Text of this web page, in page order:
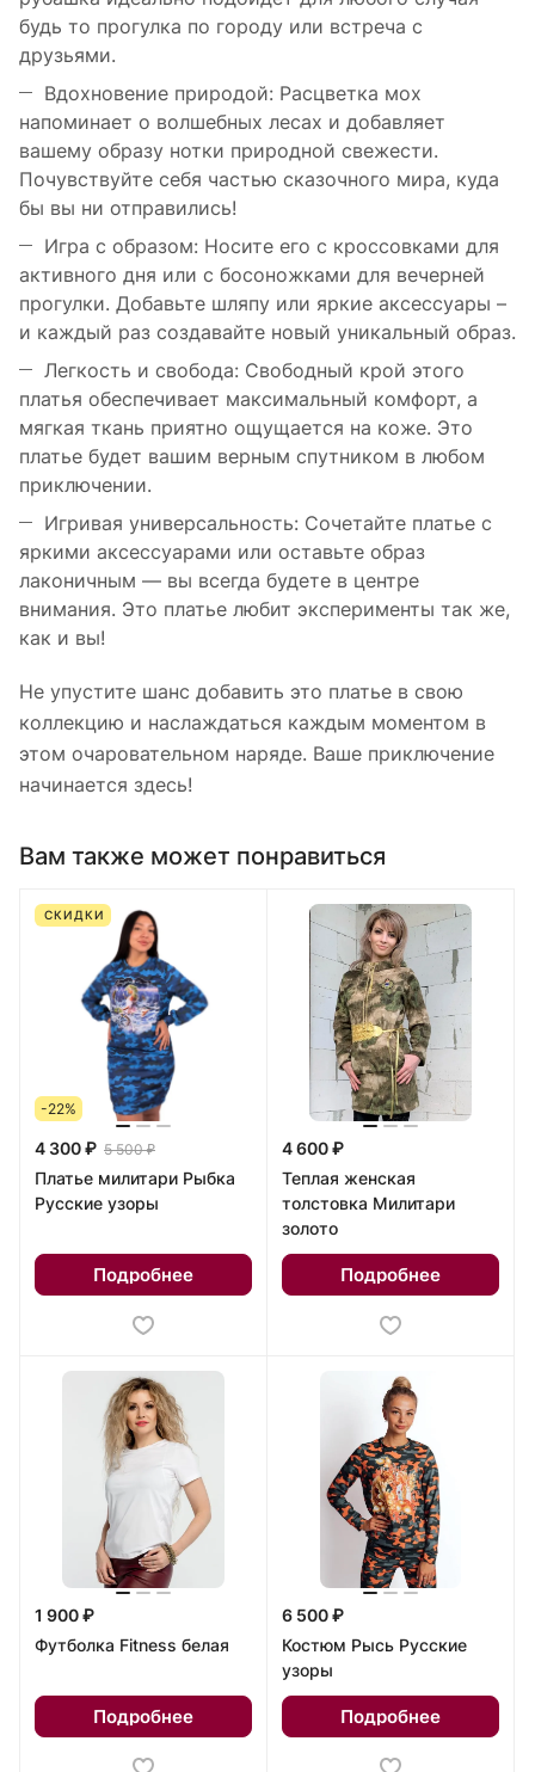
будь то прогулка по городу или встреча с
друзьями.
Вдохновение природой: Расцветка мох
напоминает о волшебных лесах и добавляет
вашему образу нотки природной свежести.
Почувствуйте себя частью сказочного мира, куда
бы вы ни отправились!
Игра с образом: Носите его с кроссовками для
активного дня или с босоножками для вечерней
прогулки. Добавьте шляпу или яркие аксессуары –
и каждый раз создавайте новый уникальный образ.
Легкость и свобода: Свободный крой этого
платья обеспечивает максимальный комфорт, а
мягкая ткань приятно ощущается на коже. Это
платье будет вашим верным спутником в любом
приключении.
Игривая универсальность: Сочетайте платье с
яркими аксессуарами или оставьте образ
лаконичным — вы всегда будете в центре
внимания. Это платье любит эксперименты так же,
как и вы!
Не упустите шанс добавить это платье в свою
коллекцию и наслаждаться каждым моментом в
этом очаровательном наряде. Ваше приключение
начинается здесь!
Вам также может понравиться
СКИДКИ
-22%
4 300 ₽ 5 500 ₽
Платье милитари Рыбка
Русские узоры
Подробнее
4 600 ₽
Теплая женская
толстовка Милитари
золото
Подробнее
1 900 ₽
Футболка Fitness белая
Подробнее
6 500 ₽
Костюм Рысь Русские
узоры
Подробнее